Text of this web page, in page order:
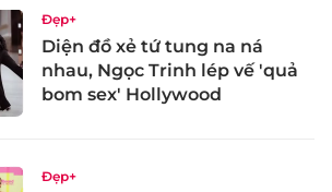
Đẹp+
Diện đồ xẻ tứ tung na ná
nhau, Ngọc Trinh lép vế 'quả
bom sex' Hollywood
Đẹp+